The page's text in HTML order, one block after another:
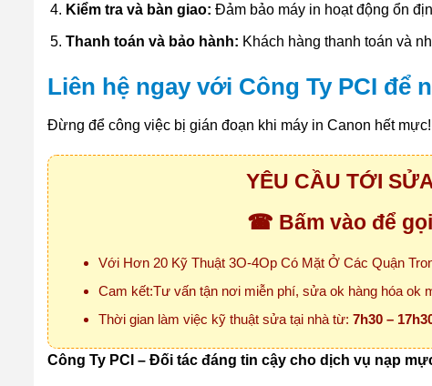
Kiểm tra và bàn giao: Đảm bảo máy in hoạt động ổn
Thanh toán và bảo hành: Khách hàng thanh toán và
Liên hệ ngay với Công Ty PCI
Đừng để công việc bị gián đoạn khi máy in Canon hết
YÊU CẦU TỚI
☎ Bấm vào để
Với Hơn 20 Kỹ Thuật 3O-4Op Có Mặt Ở Các Quận
Cam kết:Tư vấn tận nơi miễn phí, sửa ok hàng hóa ok
Thời gian làm việc kỹ thuật sửa tại nhà từ: 7h30 –
Công Ty PCI – Đối tác đáng tin cậy cho dịch vụ nạp